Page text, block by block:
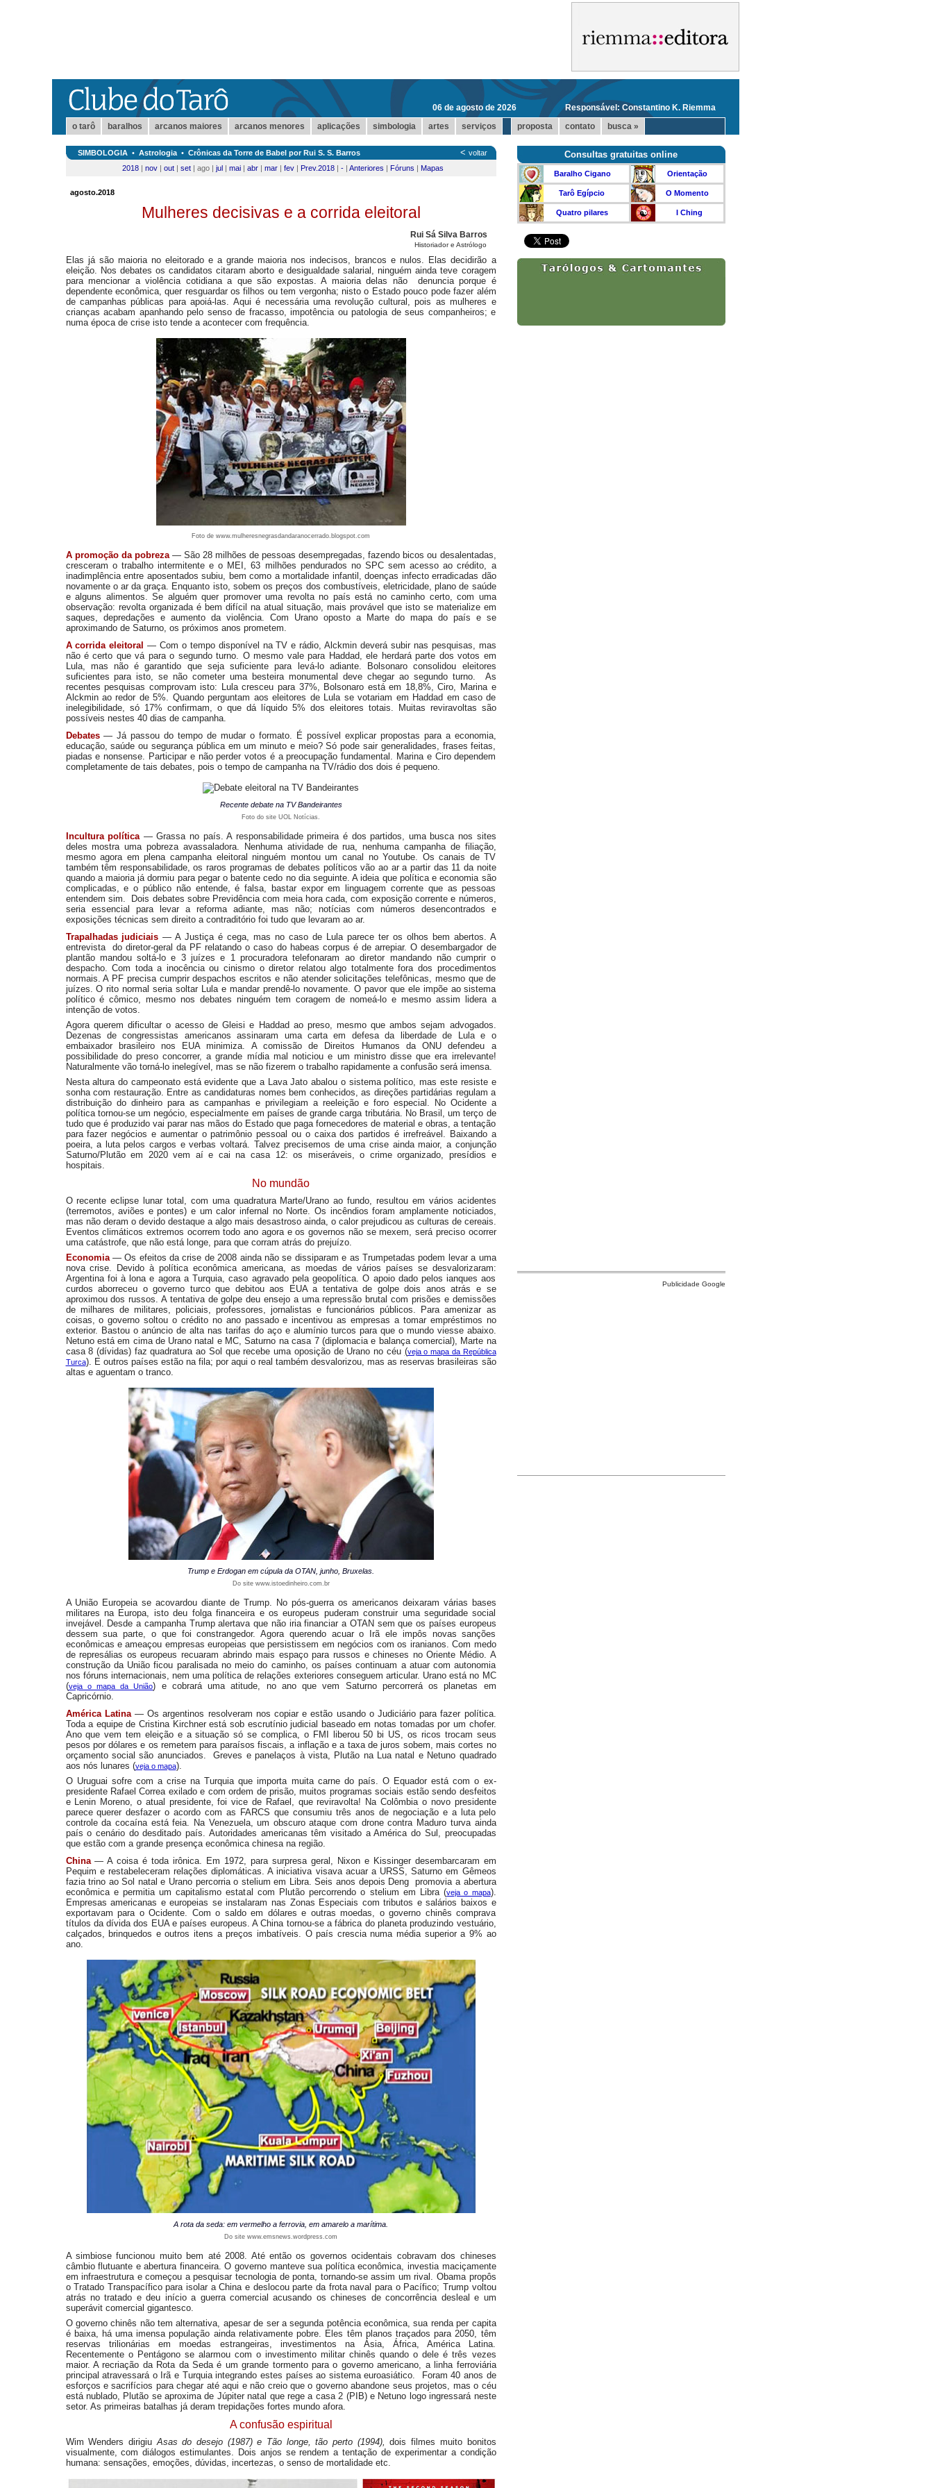
06 de agosto de 2026
Responsável: Constantino K. Riemma
o tarô
baralhos arcanos maiores arcanos menores aplicações simbologia artes serviços proposta contato busca »
SIMBOLOGIA • Astrologia • Crônicas da Torre de Babel por Rui S. S. Barros < voltar
2018 | nov | out | set | ago | jul | mai | abr | mar | fev | Prev.2018 | - | Anteriores | Fóruns | Mapas
agosto.2018
Mulheres decisivas e a corrida eleitoral
Rui Sá Silva Barros
Historiador e Astrólogo
Elas já são maioria no eleitorado e a grande maioria nos indecisos, brancos e nulos. Elas decidirão a
eleição. Nos debates os candidatos citaram aborto e desigualdade salarial, ninguém ainda teve coragem
para mencionar a violência cotidiana a que são expostas. A maioria delas não denuncia porque é
dependente econômica, quer resguardar os filhos ou tem vergonha; nisto o Estado pouco pode fazer além
de campanhas públicas para apoiá-las. Aqui é necessária uma revolução cultural, pois as mulheres e
crianças acabam apanhando pelo senso de fracasso, impotência ou patologia de seus companheiros; e
numa época de crise isto tende a acontecer com frequência.
Foto de www.mulheresnegrasdandaranocerrado.blogspot.com
A promoção da pobreza— São 28 milhões de pessoas desempregadas, fazendo bicos ou desalentadas,
cresceram o trabalho intermitente e o MEI, 63 milhões pendurados no SPC sem acesso ao crédito, a
inadimplência entre aposentados subiu, bem como a mortalidade infantil, doenças infecto erradicadas dão
novamente o ar da graça. Enquanto isto, sobem os preços dos combustíveis, eletricidade, plano de saúde
e alguns alimentos. Se alguém quer promover uma revolta no país está no caminho certo, com uma
observação: revolta organizada é bem difícil na atual situação, mais provável que isto se materialize em
saques, depredações e aumento da violência. Com Urano oposto a Marte do mapa do país e se
aproximando de Saturno, os próximos anos prometem.
A corrida eleitoral— Com o tempo disponível na TV e rádio, Alckmin deverá subir nas pesquisas, mas
não é certo que vá para o segundo turno. O mesmo vale para Haddad, ele herdará parte dos votos em
Lula, mas não é garantido que seja suficiente para levá-lo adiante. Bolsonaro consolidou eleitores
suficientes para isto, se não cometer uma besteira monumental deve chegar ao segundo turno. As
recentes pesquisas comprovam isto: Lula cresceu para 37%, Bolsonaro está em 18,8%, Ciro, Marina e
Alckmin ao redor de 5%. Quando perguntam aos eleitores de Lula se votariam em Haddad em caso de
inelegibilidade, só 17% confirmam, o que dá líquido 5% dos eleitores totais. Muitas reviravoltas são
possíveis nestes 40 dias de campanha.
Debates— Já passou do tempo de mudar o formato. É possível explicar propostas para a economia,
educação, saúde ou segurança pública em um minuto e meio? Só pode sair generalidades, frases feitas,
piadas e nonsense. Participar e não perder votos é a preocupação fundamental. Marina e Ciro dependem
completamente de tais debates, pois o tempo de campanha na TV/rádio dos dois é pequeno.
Recente debate na TV Bandeirantes
Foto do site UOL Notícias.
Incultura política—Grassa no país. A responsabilidade primeira é dos partidos, uma busca nos sites
deles mostra uma pobreza avassaladora. Nenhuma atividade de rua, nenhuma campanha de filiação,
mesmo agora em plena campanha eleitoral ninguém montou um canal no Youtube. Os canais de TV
também têm responsabilidade, os raros programas de debates políticos vão ao ar a partir das 11 da noite
quando a maioria já dormiu para pegar o batente cedo no dia seguinte. A ideia que política e economia são
complicadas, e o público não entende, é falsa, bastar expor em linguagem corrente que as pessoas
entendem sim. Dois debates sobre Previdência com meia hora cada, com exposição corrente e números,
seria essencial para levar a reforma adiante, mas não; notícias com números desencontrados e
exposições técnicas sem direito a contraditório foi tudo que levaram ao ar.
Trapalhadas judiciais —A Justiça é cega, mas no caso de Lula parece ter os olhos bem abertos. A
entrevista do diretor-geral da PF relatando o caso do habeas corpus é de arrepiar. O desembargador de
plantão mandou soltá-lo e 3 juízes e 1 procuradora telefonaram ao diretor mandando não cumprir o
despacho. Com toda a inocência ou cinismo o diretor relatou algo totalmente fora dos procedimentos
normais. A PF precisa cumprir despachos escritos e não atender solicitações telefônicas, mesmo que de
juízes. O rito normal seria soltar Lula e mandar prendê-lo novamente. O pavor que ele impõe ao sistema
político é cômico, mesmo nos debates ninguém tem coragem de nomeá-lo e mesmo assim lidera a
intenção de votos.
Agora querem dificultar o acesso de Gleisi e Haddad ao preso, mesmo que ambos sejam advogados.
Dezenas de congressistas americanos assinaram uma carta em defesa da liberdade de Lula e o
embaixador brasileiro nos EUA minimiza. A comissão de Direitos Humanos da ONU defendeu a
possibilidade do preso concorrer, a grande mídia mal noticiou e um ministro disse que era irrelevante!
Naturalmente vão torná-lo inelegível, mas se não fizerem o trabalho rapidamente a confusão será imensa.
Nesta altura do campeonato está evidente que a Lava Jato abalou o sistema político, mas este resiste e
sonha com restauração. Entre as candidaturas nomes bem conhecidos, as direções partidárias regulam a
distribuição do dinheiro para as campanhas e privilegiam a reeleição e foro especial. No Ocidente a
política tornou-se um negócio, especialmente em países de grande carga tributária. No Brasil, um terço de
tudo que é produzido vai parar nas mãos do Estado que paga fornecedores de material e obras, a tentação
para fazer negócios e aumentar o patrimônio pessoal ou o caixa dos partidos é irrefreável. Baixando a
poeira, a luta pelos cargos e verbas voltará. Talvez precisemos de uma crise ainda maior, a conjunção
Saturno/Plutão em 2020 vem aí e cai na casa 12: os miseráveis, o crime organizado, presídios e
hospitais.
No mundão
O recente eclipse lunar total, com uma quadratura Marte/Urano ao fundo, resultou em vários acidentes
(terremotos, aviões e pontes) e um calor infernal no Norte. Os incêndios foram amplamente noticiados,
mas não deram o devido destaque a algo mais desastroso ainda, o calor prejudicou as culturas de cereais.
Eventos climáticos extremos ocorrem todo ano agora e os governos não se mexem, será preciso ocorrer
uma catástrofe, que não está longe, para que corram atrás do prejuízo.
Economia— Os efeitos da crise de 2008 ainda não se dissiparam e as Trumpetadas podem levar a uma
nova crise. Devido à política econômica americana, as moedas de vários países se desvalorizaram:
Argentina foi à lona e agora a Turquia, caso agravado pela geopolítica. O apoio dado pelos ianques aos
curdos aborreceu o governo turco que debitou aos EUA a tentativa de golpe dois anos atrás e se
aproximou dos russos. A tentativa de golpe deu ensejo a uma repressão brutal com prisões e demissões
de milhares de militares, policiais, professores, jornalistas e funcionários públicos. Para amenizar as
coisas, o governo soltou o crédito no ano passado e incentivou as empresas a tomar empréstimos no
exterior. Bastou o anúncio de alta nas tarifas do aço e alumínio turcos para que o mundo viesse abaixo.
Netuno está em cima de Urano natal e MC, Saturno na casa 7 (diplomacia e balança comercial), Marte na
casa 8 (dívidas) faz quadratura ao Sol que recebe uma oposição de Urano no céu (veja o mapa da República
Turca). E outros países estão na fila; por aqui o real também desvalorizou, mas as reservas brasileiras são
altas e aguentam o tranco.
Trump e Erdogan em cúpula da OTAN, junho, Bruxelas.
Do site www.istoedinheiro.com.br
A União Europeia se acovardou diante de Trump. No pós-guerra os americanos deixaram várias bases
militares na Europa, isto deu folga financeira e os europeus puderam construir uma seguridade social
invejável. Desde a campanha Trump alertava que não iria financiar a OTAN sem que os países europeus
dessem sua parte, o que foi constrangedor. Agora querendo acuar o Irã ele impôs novas sanções
econômicas e ameaçou empresas europeias que persistissem em negócios com os iranianos. Com medo
de represálias os europeus recuaram abrindo mais espaço para russos e chineses no Oriente Médio. A
construção da União ficou paralisada no meio do caminho, os países continuam a atuar com autonomia
nos fóruns internacionais, nem uma política de relações exteriores conseguem articular. Urano está no MC
(veja o mapa da União) e cobrará uma atitude, no ano que vem Saturno percorrerá os planetas em
Capricórnio.
América Latina —Os argentinos resolveram nos copiar e estão usando o Judiciário para fazer política.
Toda a equipe de Cristina Kirchner está sob escrutínio judicial baseado em notas tomadas por um chofer.
Ano que vem tem eleição e a situação só se complica, o FMI liberou 50 bi US, os ricos trocam seus
pesos por dólares e os remetem para paraísos fiscais, a inflação e a taxa de juros sobem, mais cortes no
orçamento social são anunciados. Greves e panelaços à vista, Plutão na Lua natal e Netuno quadrado
aos nós lunares (veja o mapa).
O Uruguai sofre com a crise na Turquia que importa muita carne do país. O Equador está com o ex-
presidente Rafael Correa exilado e com ordem de prisão, muitos programas sociais estão sendo desfeitos
e Lenin Moreno, o atual presidente, foi vice de Rafael, que reviravolta! Na Colômbia o novo presidente
parece querer desfazer o acordo com as FARCS que consumiu três anos de negociação e a luta pelo
controle da cocaína está feia. Na Venezuela, um obscuro ataque com drone contra Maduro turva ainda
país o cenário do desditado país. Autoridades americanas têm visitado a América do Sul, preocupadas
que estão com a grande presença econômica chinesa na região.
China— A coisa é toda irônica. Em 1972, para surpresa geral, Nixon e Kissinger desembarcaram em
Pequim e restabeleceram relações diplomáticas. A iniciativa visava acuar a URSS, Saturno em Gêmeos
fazia trino ao Sol natal e Urano percorria o stelium em Libra. Seis anos depois Deng promovia a abertura
econômica e permitia um capitalismo estatal com Plutão percorrendo o stelium em Libra (veja o mapa).
Empresas americanas e europeias se instalaram nas Zonas Especiais com tributos e salários baixos e
exportavam para o Ocidente. Com o saldo em dólares e outras moedas, o governo chinês comprava
títulos da dívida dos EUA e países europeus. A China tornou-se a fábrica do planeta produzindo vestuário,
calçados, brinquedos e outros itens a preços imbatíveis. O país crescia numa média superior a 9% ao
ano.
A rota da seda: em vermelho a ferrovia, em amarelo a marítima.
Do site www.emsnews.wordpress.com
A simbiose funcionou muito bem até 2008. Até então os governos ocidentais cobravam dos chineses
câmbio flutuante e abertura financeira. O governo manteve sua política econômica, investia maciçamente
em infraestrutura e começou a pesquisar tecnologia de ponta, tornando-se assim um rival. Obama propôs
o Tratado Transpacífico para isolar a China e deslocou parte da frota naval para o Pacífico; Trump voltou
atrás no tratado e deu início a guerra comercial acusando os chineses de concorrência desleal e um
superávit comercial gigantesco.
O governo chinês não tem alternativa, apesar de ser a segunda potência econômica, sua renda per capita
é baixa, há uma imensa população ainda relativamente pobre. Eles têm planos traçados para 2050, têm
reservas trilionárias em moedas estrangeiras, investimentos na Ásia, África, América Latina.
Recentemente o Pentágono se alarmou com o investimento militar chinês quando o dele é três vezes
maior. A recriação da Rota da Seda é um grande tormento para o governo americano, a linha ferroviária
principal atravessará o Irã e Turquia integrando estes países ao sistema euroasiático. Foram 40 anos de
esforços e sacrifícios para chegar até aqui e não creio que o governo abandone seus projetos, mas o céu
está nublado, Plutão se aproxima de Júpiter natal que rege a casa 2 (PIB) e Netuno logo ingressará neste
setor. As primeiras batalhas já deram trepidações fortes mundo afora.
A confusão espiritual
Wim Wenders dirigiuAsas do desejo (1987) e Tão longe, tão perto (1994), dois filmes muito bonitos
visualmente, com diálogos estimulantes. Dois anjos se rendem a tentação de experimentar a condição
humana: sensações, emoções, dúvidas, incertezas, o senso de mortalidade etc.
Consultas gratuitas online
Baralho Cigano
Tarô Egípcio
Quatro pilares
Orientação
O Momento
I Ching
Publicidade Google